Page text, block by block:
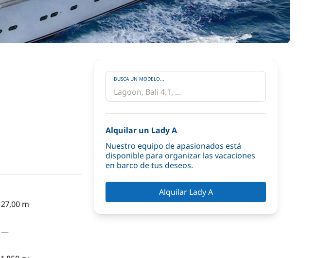
27,00 m
—
BUSCA UN MODELO...
Alquilar un Lady A
Nuestro equipo de apasionados está
disponible para organizar las vacaciones
en barco de tus deseos.
Alquilar Lady A